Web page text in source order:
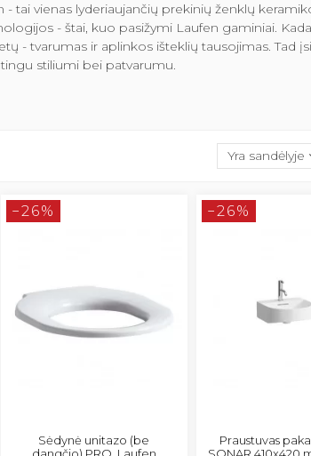
tai vienas lyderiaujančių prekinių ženklų
- štai, kuo pasižymi Laufen gaminiai.
- tvarumas ir aplinkos išteklių tausojimas. Tad
stiliumi bei patvarumu.
Yra sandėlyje
−26%
Sėdynė unitazo (be
dangčio) PRO, Laufen
−26%
Praustuvas
SONAR 410x420